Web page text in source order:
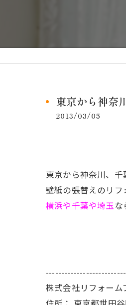
東京から神奈
2013/03/05
東京から神奈川、千
壁紙の張替えのリフ
横浜や千葉や埼玉な
株式会社リフォーム